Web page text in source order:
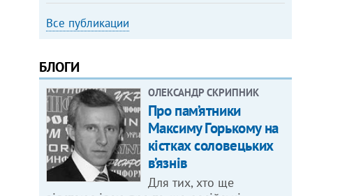
Все публикации
БЛОГИ
ОЛЕКСАНДР СКРИПНИК
Про пам’ятники
Максиму Горькому на
кістках соловецьких
в’язнів
Для тих, хто ще